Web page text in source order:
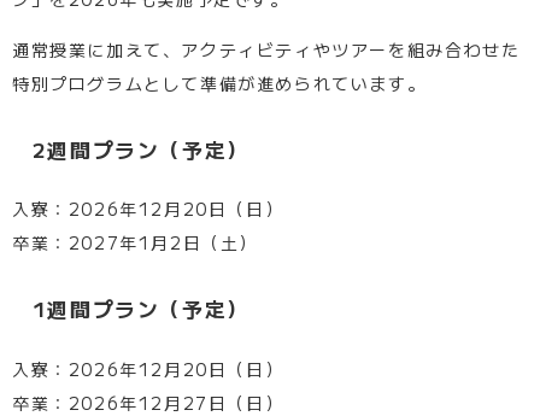
通常授業に加えて、アクティビティやツアーを組み合わせた
特別プログラムとして準備が進められています。
2週間プラン（予定）
入寮：2026年12月20日（日）
卒業：2027年1月2日（土）
1週間プラン（予定）
入寮：2026年12月20日（日）
卒業：2026年12月27日（日）